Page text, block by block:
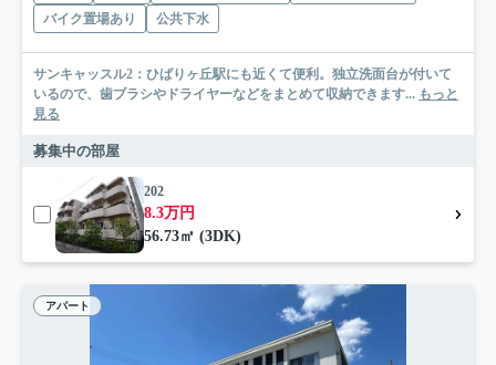
バイク置場あり
公共下水
サンキャッスル2：ひばりヶ丘駅にも近くて便利。独立洗面台が付いて
いるので、歯ブラシやドライヤーなどをまとめて収納できます... もっと
見る
募集中の部屋
202
8.3万円
56.73㎡ (3DK)
アパート